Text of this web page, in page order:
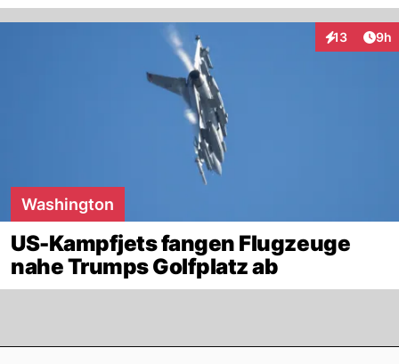
13
Interaktionen
9h
Washington
US-Kampfjets fangen Flugzeuge
nahe Trumps Golfplatz ab